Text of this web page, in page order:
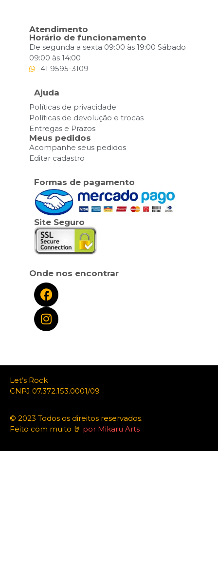
Atendimento
Horário de funcionamento
De segunda a sexta 09:00 às 19:00 Sábado
09:00 às 14:00
41 9595-3109
Ajuda
Políticas de privacidade
Políticas de devolução e trocas
Entregas e Prazos
Meus pedidos
Acompanhe seus pedidos
Editar cadastro
Formas de pagamento
Site Seguro
Onde nos encontrar
Let’s Rock
CNPJ 07.372.153.0001/09
© 2023 Todos os direitos reservados.
Feito com muito 🤘 por Mikaru Arts